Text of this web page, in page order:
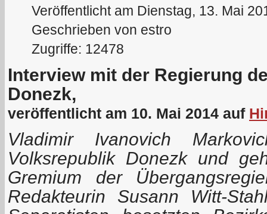
Veröffentlicht am Dienstag, 13. Mai
Geschrieben von estro
Zugriffe: 12478
Interview mit der Regierung
Donezk,
veröffentlicht am 10. Mai 2014 auf
Vladimir Ivanovich
Volksrepublik Donezk und
Gremium der
Redakteurin Susann Witt-